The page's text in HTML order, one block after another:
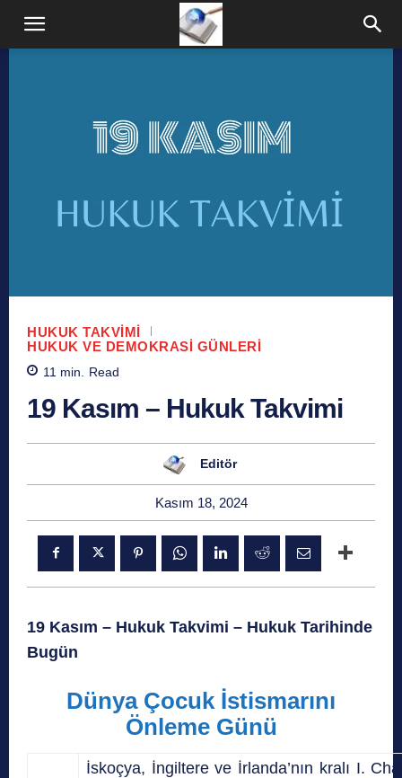
HUKUK TAKVIMI
HUKUK VE DEMOKRASI GÜNLERI
11 min. Read
19 Kasım – Hukuk Takvimi
Editör
Kasım 18, 2024
19 Kasım – Hukuk Takvimi – Hukuk Tarihinde
Bugün
Dünya Çocuk İstismarını
Önleme Günü
İskoçya, İngiltere ve İrlanda’nın kralı I.